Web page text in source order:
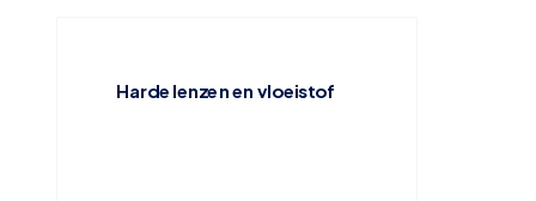
Harde lenzen en vloeistof